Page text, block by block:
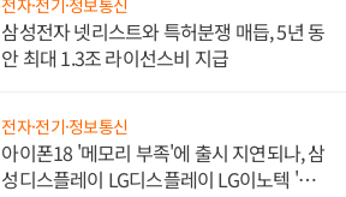
전자·전기·정보통신
삼성전자 넷리스트와 특허분쟁 매듭, 5년 동
안 최대 1.3조 라이선스비 지급
전자·전기·정보통신
아이폰18 '메모리 부족'에 출시 지연되나, 삼
성디스플레이 LG디스플레이 LG이노텍 '탈